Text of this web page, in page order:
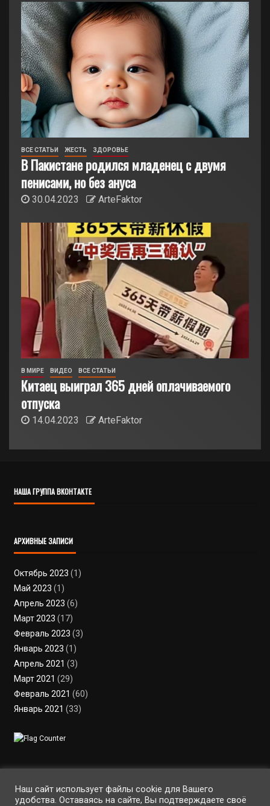
ВСЕ СТАТЬИ ЖЕСТЬ ЗДОРОВЬЕ
В Пакистане родился младенец с двумя
пенисами, но без ануса
30.04.2023 ArteFaktor
В МИРЕ ВИДЕО ВСЕ СТАТЬИ
Китаец выиграл 365 дней оплачиваемого
отпуска
14.04.2023 ArteFaktor
НАША ГРУППА ВКОНТАКТЕ
АРХИВНЫЕ ЗАПИСИ
Октябрь 2023 (1)
Май 2023 (1)
Апрель 2023 (6)
Март 2023 (17)
Февраль 2023 (3)
Январь 2023 (1)
Апрель 2021 (3)
Март 2021 (29)
Февраль 2021 (60)
Январь 2021 (33)
Условия использования файлов cookie
Вход Регистрация
Наш сайт использует файлы cookie для Вашего
удобства. Оставаясь на сайте, Вы подтверждаете своё